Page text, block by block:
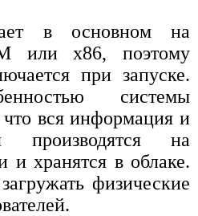
в основном на
или x86, поэтому
при запуске.
системы
что вся информация и
производятся на
и хранятся в облаке.
физические